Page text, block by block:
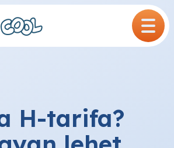
H-tarifa?